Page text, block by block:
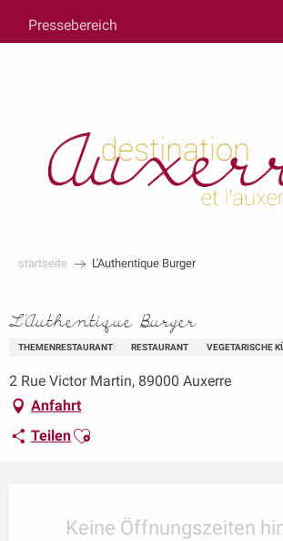
contenu
principal
Pressebereich
startseite L'Authentique Burger
L'Authentique Burger
THEMENRESTAURANT RESTAURANT VEGETARISCHE
2 Rue Victor Martin, 89000 Auxerre
Anfahrt
TeilenAjouter aux favoris
Keine Öffnungszeiten